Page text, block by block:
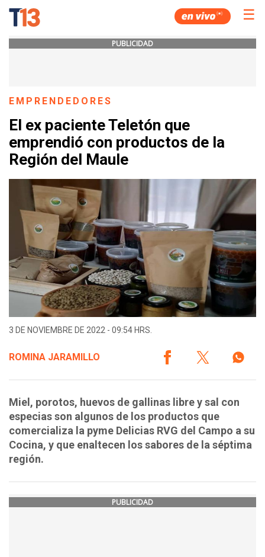
☰
PUBLICIDAD
EMPRENDEDORES
El ex paciente Teletón que
emprendió con productos de la
Región del Maule
3 DE NOVIEMBRE DE 2022 - 09:54 HRS.
ROMINA JARAMILLO
Miel, porotos, huevos de gallinas libre y sal con
especias son algunos de los productos que
comercializa la pyme Delicias RVG del Campo a su
Cocina, y que enaltecen los sabores de la séptima
región.
PUBLICIDAD